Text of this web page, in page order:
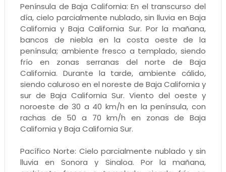
Península de Baja California: En el transcurso del
día, cielo parcialmente nublado, sin lluvia en Baja
California y Baja California Sur. Por la mañana,
bancos de niebla en la costa oeste de la
península; ambiente fresco a templado, siendo
frío en zonas serranas del norte de Baja
California. Durante la tarde, ambiente cálido,
siendo caluroso en el noreste de Baja California y
sur de Baja California Sur. Viento del oeste y
noroeste de 30 a 40 km/h en la península, con
rachas de 50 a 70 km/h en zonas de Baja
California y Baja California Sur.
Pacífico Norte: Cielo parcialmente nublado y sin
lluvia en Sonora y Sinaloa. Por la mañana,